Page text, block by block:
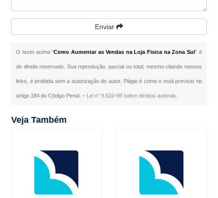
Enviar
O texto acima "Como Aumentar as Vendas na Loja Fisica na Zona Sul" é
de direito reservado. Sua reprodução, parcial ou total, mesmo citando nossos
links, é proibida sem a autorização do autor. Plágio é crime e está previsto no
artigo 184 do Código Penal. – Lei n° 9.610-98 sobre direitos autorais
Veja Também